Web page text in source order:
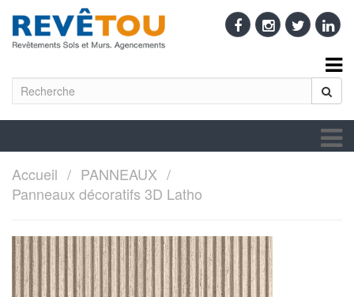
Accueil
PANNEAUX
Panneaux décoratifs 3D Latho